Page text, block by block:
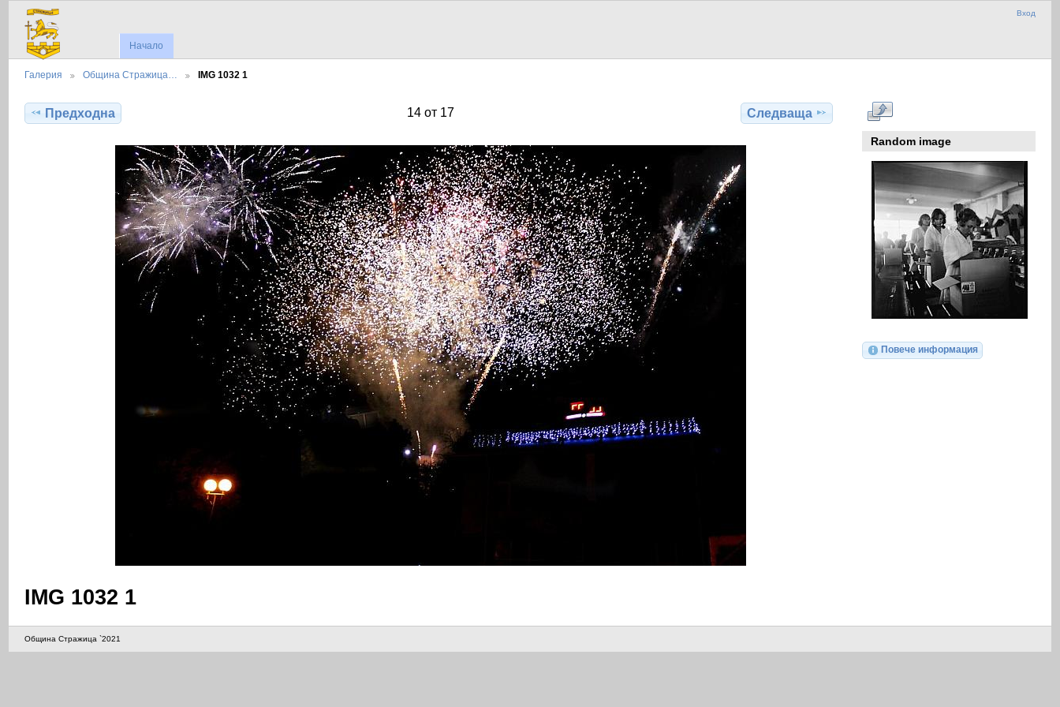
Вход
Начало
Галерия Община Стражица… IMG 1032 1
Предходна 14 от 17 Следваща
IMG 1032 1
Random image
Повече информация
Община Стражица `2021